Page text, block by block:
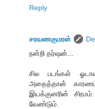
Reply
சரவணகுமரன்
நன்றி தர்ஷன்...
சில படங்கள்
அதைத்தான் காரணம்
இயக்குனரின்
வேண்டும்.